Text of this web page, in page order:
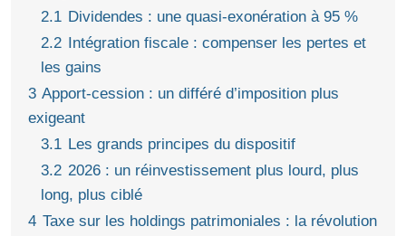
2.1 Dividendes : une quasi-exonération à 95 %
2.2 Intégration fiscale : compenser les pertes et
les gains
3 Apport-cession : un différé d’imposition plus
exigeant
3.1 Les grands principes du dispositif
3.2 2026 : un réinvestissement plus lourd, plus
long, plus ciblé
4 Taxe sur les holdings patrimoniales : la révolution